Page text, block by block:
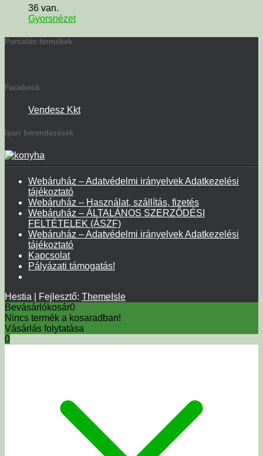
36 van.
Gyorsnézet
Porcelán termékek
Facebook
Vendesz Kkt
Ipari berendezések
Webáruház – Adatvédelmi irányelvek Adatkezelési
tájékoztató
Webáruház – Használat, szállítás, fizetés
Webáruház – ÁLTALÁNOS SZERZŐDÉSI
FELTÉTELEK (ÁSZF)
Webáruház – Adatvédelmi irányelvek Adatkezelési
tájékoztató
Kapcsolat
Pályázati támogatás!
Hestia | Fejlesztő: ThemeIsle
Bevásárlókosár0
Nincs termék a kosaradban!
Vásárlás folytatása
0